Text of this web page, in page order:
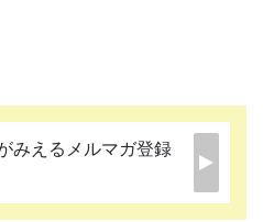
みえるメルマガ登録